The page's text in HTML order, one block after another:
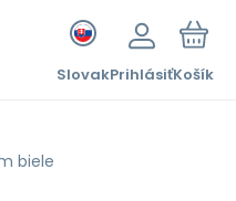
SlovakPrihlásiťKošík
biele